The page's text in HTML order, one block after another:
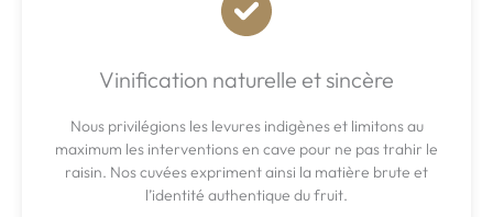
Vinification naturelle et sincère
Nous privilégions les levures indigènes et limitons au
maximum les interventions en cave pour ne pas trahir le
raisin. Nos cuvées expriment ainsi la matière brute et
l’identité authentique du fruit.